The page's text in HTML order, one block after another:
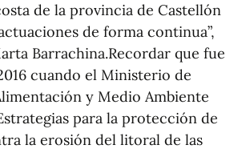
de la provincia de Castellón
de forma continua”,
Barrachina.Recordar que fue
cuando el Ministerio de
y Medio Ambiente
para la protección de
la erosión del litoral de las